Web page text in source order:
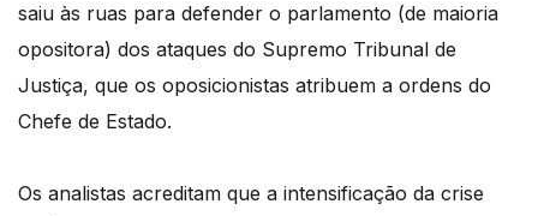
saiu às ruas para defender o parlamento (de maioria
opositora) dos ataques do Supremo Tribunal de
Justiça, que os oposicionistas atribuem a ordens do
Chefe de Estado.
Os analistas acreditam que a intensificação da crise